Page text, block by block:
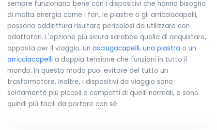
sempre funzionano bene con i dispositivi che hanno bisogno
di molta energia come i fon, le piastre o gli arricciacapelli,
possono addirittura risultare pericolosi da utilizzare con
adattatori. L'opzione più sicura sarebbe quella di acquistare,
apposta per il viaggio, un asciugacapelli, una piastra o un
arricciacapelli a doppia tensione che funzioni in tutto il
mondo. In questo modo puoi evitare del tutto un
trasformatore. Inoltre, i dispositivi da viaggio sono
solitamente più piccoli e compatti di quelli normali, e sono
quindi più facili da portare con sé.